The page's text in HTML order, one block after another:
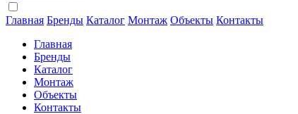
Главная Бренды Каталог Монтаж Объекты Контакты
Главная
Бренды
Каталог
Монтаж
Объекты
Контакты